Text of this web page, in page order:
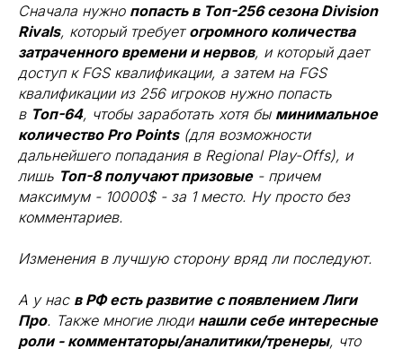
Сначала нужно попасть в Топ-256 сезона Division
Rivals, который требует огромного количества
затраченного времени и нервов, и который дает
доступ к FGS квалификации, а затем на FGS
квалификации из 256 игроков нужно попасть
в Топ-64, чтобы заработать хотя бы минимальное
количество Pro Points(для возможности
дальнейшего попадания в Regional Play-Offs), и
лишь Топ-8 получают призовые- причем
максимум - 10000$ - за 1 место. Ну просто без
комментариев.
Изменения в лучшую сторону вряд ли последуют.
А у нас в РФ есть развитие с появлением Лиги
Про. Также многие люди нашли себе интересные
роли - комментаторы/аналитики/тренеры, что